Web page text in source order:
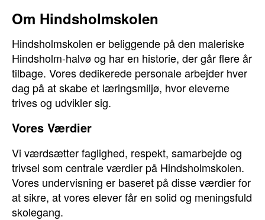
Om Hindsholmskolen
Hindsholmskolen er beliggende på den maleriske
Hindsholm-halvø og har en historie, der går flere år
tilbage. Vores dedikerede personale arbejder hver
dag på at skabe et læringsmiljø, hvor eleverne
trives og udvikler sig.
Vores Værdier
Vi værdsætter faglighed, respekt, samarbejde og
trivsel som centrale værdier på Hindsholmskolen.
Vores undervisning er baseret på disse værdier for
at sikre, at vores elever får en solid og meningsfuld
skolegang.